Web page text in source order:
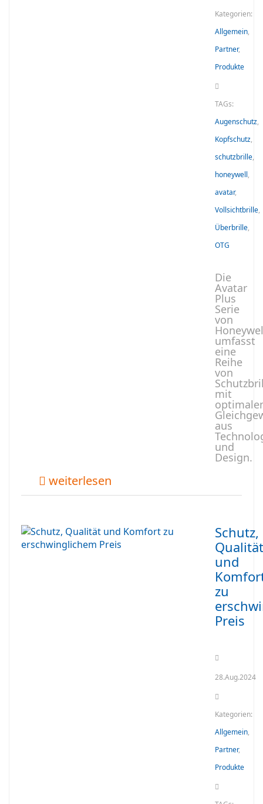
Kategorien:
Allgemein,
Partner,
Produkte
TAGs:
Augenschutz,
Kopfschutz,
schutzbrille,
honeywell,
avatar,
Vollsichtbrille,
Überbrille,
OTG
Die
Avatar
Plus
Serie
von
umfasst
eine
Reihe
von
mit
aus
und
Design.
weiterlesen
Schutz,
Qualität
und
zu
Preis
28.Aug.2024
Kategorien:
Allgemein,
Partner,
Produkte